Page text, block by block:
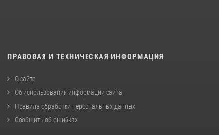
ПРАВОВАЯ И ТЕХНИЧЕСКАЯ ИНФОРМАЦИЯ
О сайте
Об использовании информации сайта
Правила обработки персональных данных
Сообщить об ошибках